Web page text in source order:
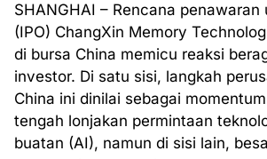
SHANGHAI – Rencana penawaran
(IPO) ChangXin Memory
di bursa China memicu reaksi
investor. Di satu sisi, langkah
China ini dinilai sebagai
tengah lonjakan permintaan
buatan (AI), namun di sisi lain,